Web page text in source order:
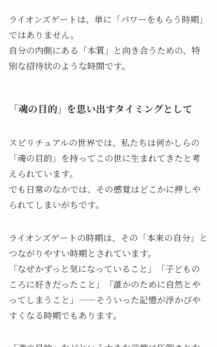
ライオンズゲートは、単に「パワーをもらう時期」
ではありません。
自分の内側にある「本質」と向き合うための、特
別な招待状のような時間です。
「魂の目的」を思い出すタイミングとして
スピリチュアルの世界では、私たちは何かしらの
「魂の目的」を持ってこの世に生まれてきたと考
えられています。
でも日常のなかでは、その感覚はどこかに押しや
られてしまいがちです。
ライオンズゲートの時期は、その「本来の自分」と
つながりやすい時期とされています。
「なぜかずっと気になっていること」「子どもの
ころに好きだったこと」「誰かのために自然とや
ってしまうこと」——そういった記憶が浮かびや
すくなる時期でもあります。